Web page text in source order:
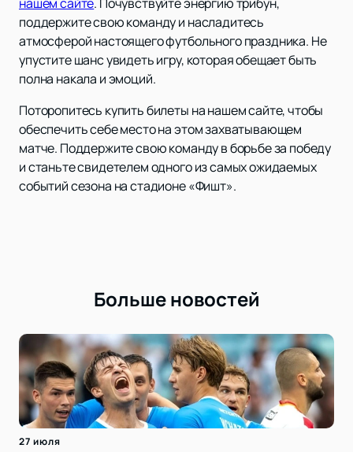
нашем сайте. Почувствуйте энергию трибун,
поддержите свою команду и насладитесь
атмосферой настоящего футбольного праздника. Не
упустите шанс увидеть игру, которая обещает быть
полна накала и эмоций.
Поторопитесь купить билеты на нашем сайте, чтобы
обеспечить себе место на этом захватывающем
матче. Поддержите свою команду в борьбе за победу
и станьте свидетелем одного из самых ожидаемых
событий сезона на стадионе «Фишт».
Больше новостей
27 июля